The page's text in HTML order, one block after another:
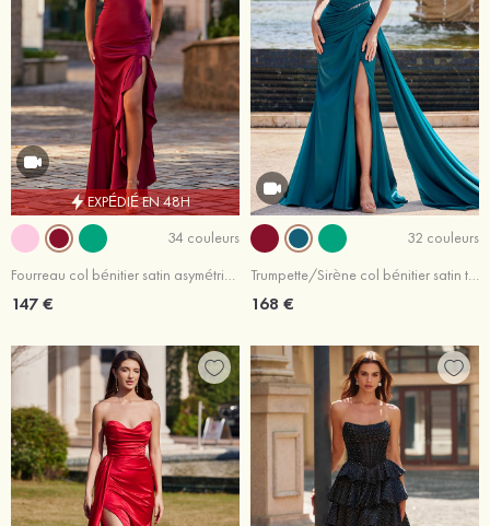
EXPÉDIÉ EN 48H
34 couleurs
Fourreau col bénitier satin asymétrique robe de bal
147 €
32 couleurs
Trumpette/Sirène col bénitier satin traîne balayage robe de bal
168 €